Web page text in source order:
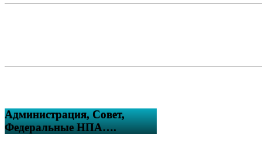
Администрация, Совет,
Федеральные НПА….